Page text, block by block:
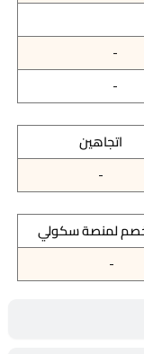
-
-
اتجاهين
-
لمنصة سكولي
-